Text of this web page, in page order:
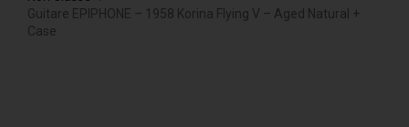
Guitare EPIPHONE – 1958 Korina Flying V – Aged Natural +
Case